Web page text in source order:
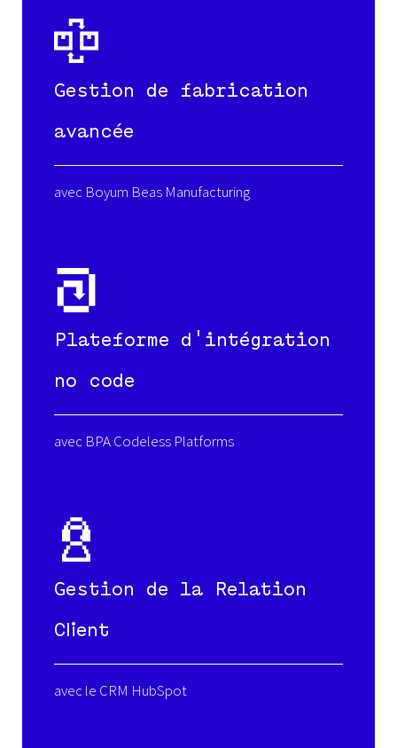
Gestion de fabrication
avancée
avec Boyum Beas Manufacturing
Plateforme d'intégration
no code
avec BPA Codeless Platforms
Gestion de la Relation
Client
avec le CRM HubSpot